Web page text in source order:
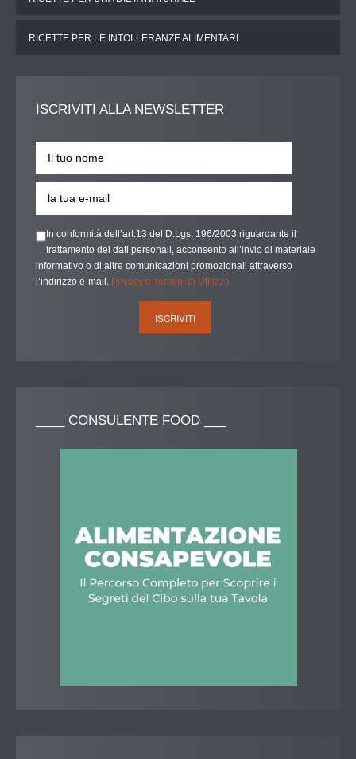
RICETTE PER LE INTOLLERANZE ALIMENTARI
ISCRIVITI ALLA NEWSLETTER
In conformità dell’art.13 del D.Lgs. 196/2003 riguardante il
trattamento dei dati personali, acconsento all’invio di materiale
informativo o di altre comunicazioni promozionali attraverso
l’indirizzo e-mail. Privacy e Termini di Utilizzo
CONSULENTE FOOD ___